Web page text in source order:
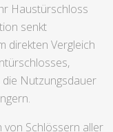
Haustürschloss
senkt
direkten Vergleich
Nutzungsdauer
von Schlössern aller